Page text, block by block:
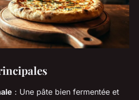
: Une pâte bien fermentée et